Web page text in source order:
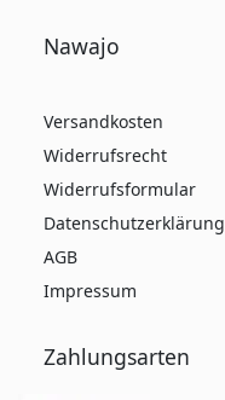
Nawajo
Versandkosten
Widerrufsrecht
Widerrufsformular
Datenschutzerklärung
AGB
Impressum
Zahlungsarten